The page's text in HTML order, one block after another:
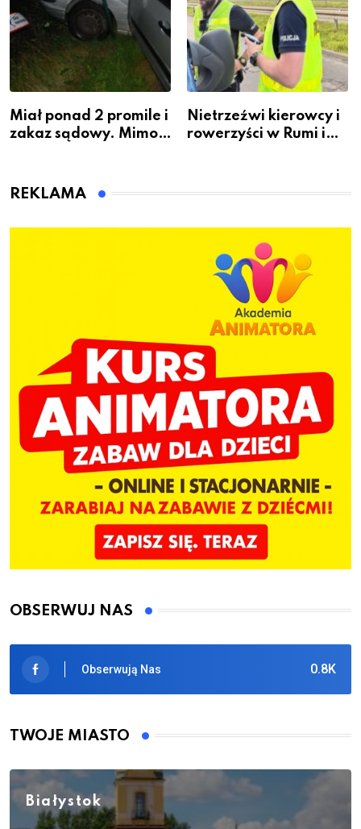
Miał ponad 2 promile i
zakaz sądowy. Mimo
Bolszewie i uderzył w
Nietrzeźwi kierowcy i
rowerzyści w Rumi i
REKLAMA
OBSERWUJ NAS
0.8K
Obserwują Nas
TWOJE MIASTO
Białystok